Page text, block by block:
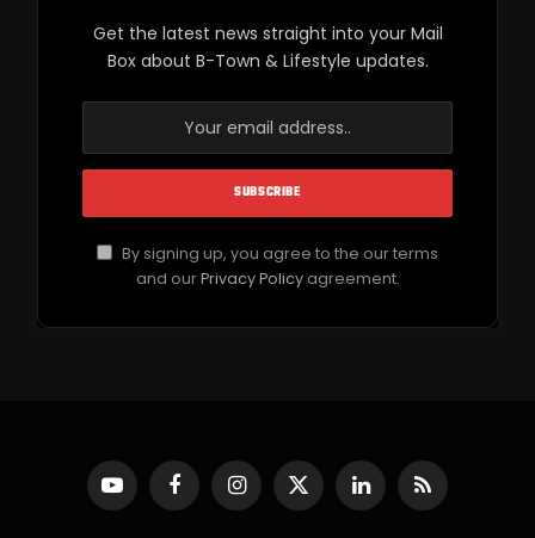
Get the latest news straight into your Mail
Box about B-Town & Lifestyle updates.
By signing up, you agree to the our terms
and ourPrivacy Policyagreement.
YouTubeFacebookInstagram
X
(Twitter)
LinkedInRSS